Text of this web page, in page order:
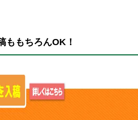
ももちろんOK！